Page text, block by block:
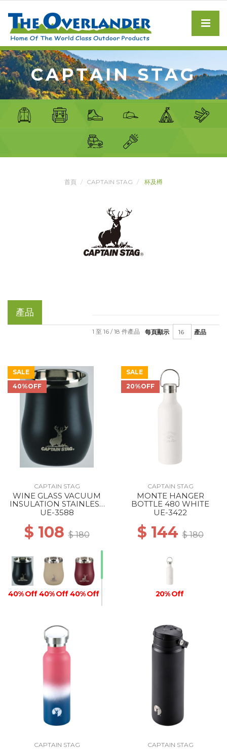
CAPTAIN STAG
首頁 CAPTAIN STAG 杯及樽
產品
每頁顯示 產品
1 至 16 / 18 件產品
SALE
40%OFF
CAPTAIN STAG
WINE GLASS VACUUM
INSULATION STAINLESS
TUMBLER 240 BLACK
UE-3588
$ 108$ 180
40% Off 40% Off 40% Off
40% Off
SALE
20%OFF
CAPTAIN STAG
MONTE HANGER
BOTTLE 480 WHITE
UE-3422
$ 144$ 180
20% Off
CAPTAIN STAG CAPTAIN STAG